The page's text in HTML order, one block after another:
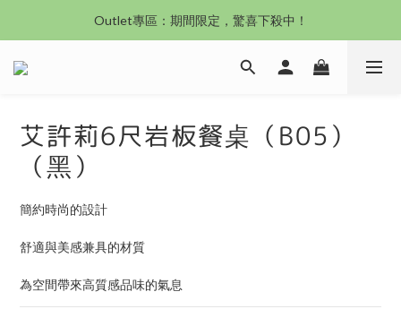
沙發新登場｜想躺就躺，頭等艙到商務艙一次擁有
Outlet專區：期間限定，驚喜下殺中！
沙發新登場｜想躺就躺，頭等艙到商務艙一次擁有
艾許莉6尺岩板餐桌（B05）
（黑）
簡約時尚的設計
舒適與美感兼具的材質
為空間帶來高質感品味的氣息